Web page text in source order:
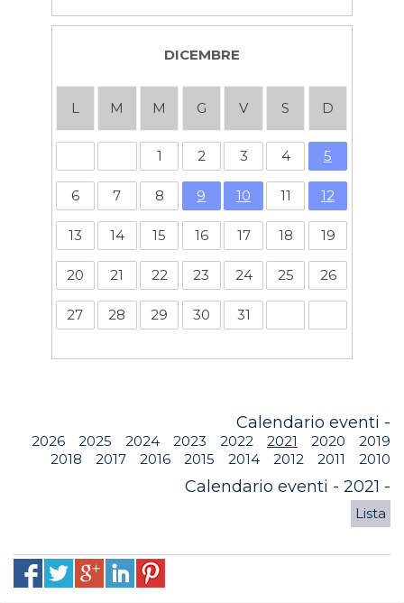
DICEMBRE
L M M G V S D
1 2 3 4 5
6 7 8 9 10 11 12
13 14 15 16 17 18 19
20 21 22 23 24 25 26
27 28 29 30 31
Calendario eventi -
2026 2025 2024 2023 2022 2021 2020
2019
2018
2017 2016 2015 2014 2012 2011 2010
Calendario eventi - 2021 -
Lista